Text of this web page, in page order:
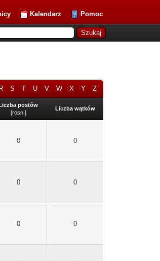
Kalendarz Pomoc
R S T U V W X Y Z
postów
[rosn. ]
Liczba wątków
0 0
0 0
0 0